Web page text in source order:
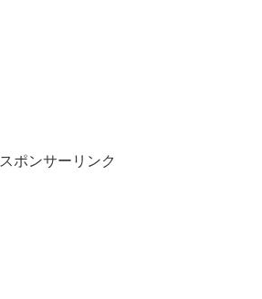
スポンサーリンク